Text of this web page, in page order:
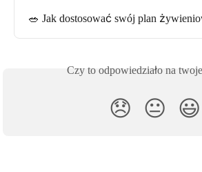
🥗 Jak dostosować swój plan
Czy to odpowiedziało na
😞 😐 😃